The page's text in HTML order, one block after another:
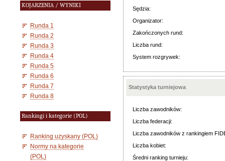
KOJARZENIA / WYNIKI
Runda 1
Runda 2
Runda 3
Runda 4
Runda 5
Runda 6
Runda 7
Runda 8
Rankingi i kategorie (POL)
Ranking uzyskany (POL)
Normy na kategorie
(POL)
Sędzia:
Organizator:
Zakończonych rund:
Liczba rund:
System rozgrywek:
Statystyka turniejowa
Liczba zawodników:
Liczba federacji:
Liczba zawodników z rankingiem
Liczba kobiet:
Średni ranking turnieju: